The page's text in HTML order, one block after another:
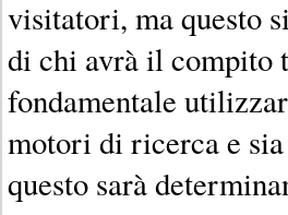
visitatori, ma questo
di chi avrà il compito
fondamentale
motori di ricerca e
questo sarà